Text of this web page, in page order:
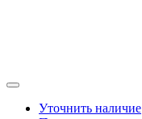
Уточнить наличие